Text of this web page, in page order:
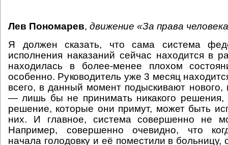
Лев Пономарев, движение «За права
Я должен сказать, что сама система
исполнения наказаний сейчас находится в
находилась в более-менее плохом
особенно. Руководитель уже 3 месяц
всего, в данный момент подыскивают нового,
— лишь бы не принимать никакого решения,
решение, которые они примут, может быть
них. И главное, система совершенно не
Например, совершенно очевидно, что
начала голодовку и её поместили в больницу,